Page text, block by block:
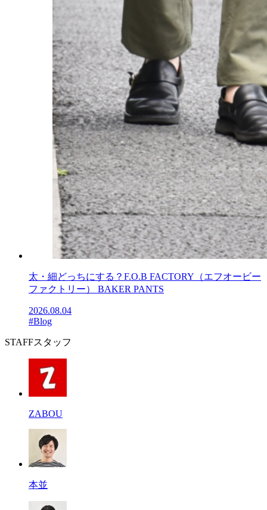
太・細どっちにする？F.O.B FACTORY（エフオービー
ファクトリー） BAKER PANTS
2026.08.04
#Blog
STAFFスタッフ
ZABOU
本並